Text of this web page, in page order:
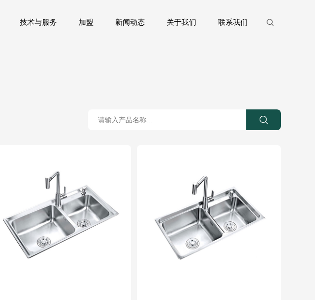
技术与服务 加盟 新闻动态 关于我们 联系我们